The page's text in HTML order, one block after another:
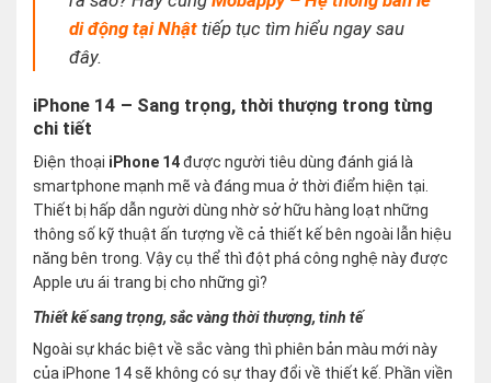
di động tại Nhật tiếp tục tìm hiểu ngay sau
đây.
iPhone 14 – Sang trọng, thời thượng trong từng
chi tiết
Điện thoại iPhone 14được người tiêu dùng đánh giá là
smartphone mạnh mẽ và đáng mua ở thời điểm hiện tại.
Thiết bị hấp dẫn người dùng nhờ sở hữu hàng loạt những
thông số kỹ thuật ấn tượng về cả thiết kế bên ngoài lẫn hiệu
năng bên trong. Vậy cụ thể thì đột phá công nghệ này được
Apple ưu ái trang bị cho những gì?
Thiết kế sang trọng, sắc vàng thời thượng, tinh tế
Ngoài sự khác biệt về sắc vàng thì phiên bản màu mới này
của iPhone 14 sẽ không có sự thay đổi về thiết kế. Phần viền